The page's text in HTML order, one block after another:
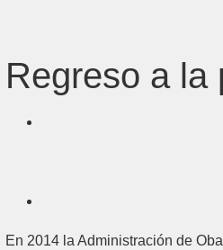
Regreso a la
En 2014 la Administración de